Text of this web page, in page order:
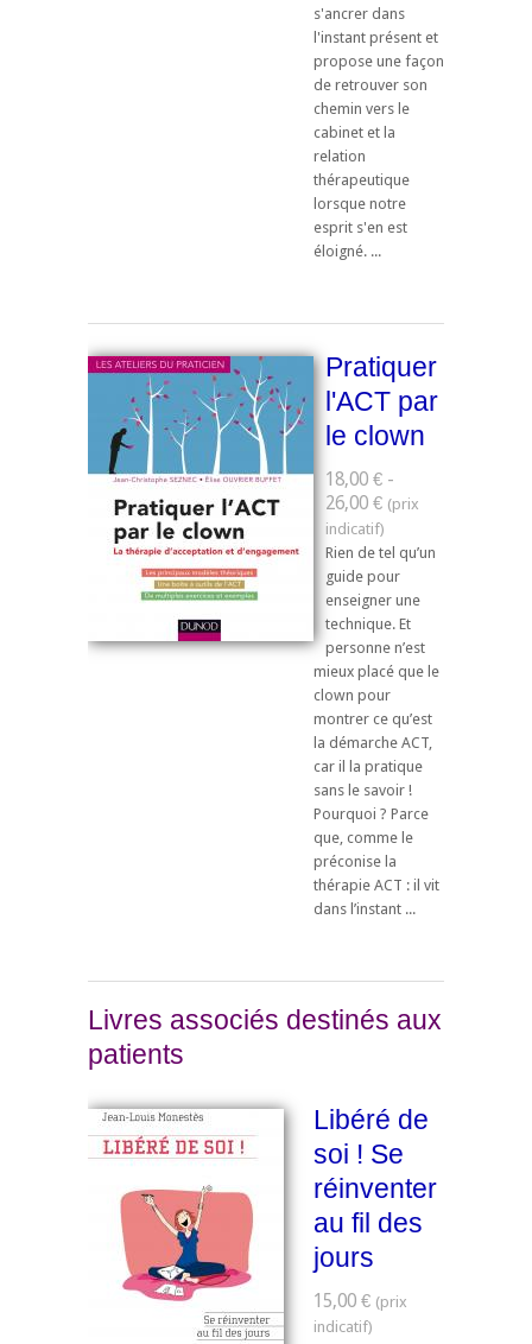
s'ancrer dans
l'instant présent et
propose une façon
de retrouver son
chemin vers le
cabinet et la
relation
thérapeutique
lorsque notre
esprit s'en est
éloigné. ...
Pratiquer
l'ACT par
le clown
18,00 € -
26,00 €
Rien de tel qu’un
guide pour
enseigner une
technique. Et
personne n’est
mieux placé que le
clown pour
montrer ce qu’est
la démarche ACT,
car il la pratique
sans le savoir !
Pourquoi ? Parce
que, comme le
préconise la
thérapie ACT : il vit
dans l’instant ...
Livres associés destinés aux
patients
Libéré de
soi ! Se
réinventer
au fil des
jours
15,00 €